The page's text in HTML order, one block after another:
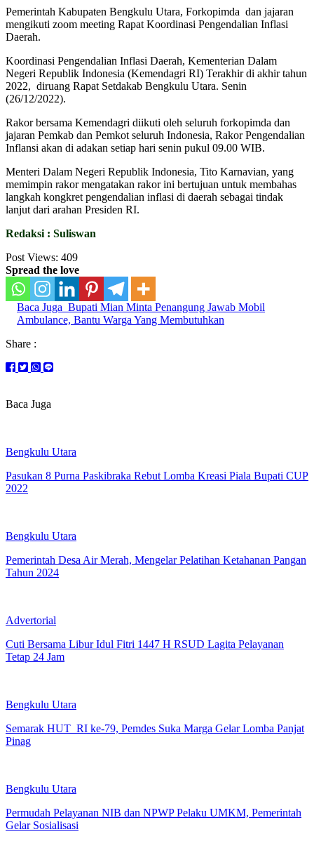
Pemerintah Kabupaten Bengkulu Utara, Forkopimda dan jajaran
mengikuti zoom meeting Rapat Koordinasi Pengendalian Inflasi
Daerah.
Koordinasi Pengendalian Inflasi Daerah, Kementerian Dalam
Negeri Republik Indonesia (Kemendagri RI) Terakhir di akhir tahun
2022, diruang Rapat Setdakab Bengkulu Utara. Senin
(26/12/2022).
Rakor bersama Kemendagri diikuti oleh seluruh forkopimda dan
jajaran Pemkab dan Pemkot seluruh Indonesia, Rakor Pengendalian
Inflansi akan di adakan setiap hari senin pukul 09.00 WIB.
Menteri Dalam Negeri Republik Indonesia, Tito Karnavian, yang
memimpin rakor mengatakan rakor ini bertujuan untuk membahas
langkah kongkret pengendalian inflasi di daerah sebagai tindak
lanjut dari arahan Presiden RI.
Redaksi : Suliswan
Post Views: 409
Spread the love
Baca Juga Bupati Mian Minta Penangung Jawab Mobil
Ambulance, Bantu Warga Yang Membutuhkan
Share :
Baca Juga
Bengkulu Utara
Pasukan 8 Purna Paskibraka Rebut Lomba Kreasi Piala Bupati CUP
2022
Bengkulu Utara
Pemerintah Desa Air Merah, Mengelar Pelatihan Ketahanan Pangan
Tahun 2024
Advertorial
Cuti Bersama Libur Idul Fitri 1447 H RSUD Lagita Pelayanan
Tetap 24 Jam
Bengkulu Utara
Semarak HUT RI ke-79, Pemdes Suka Marga Gelar Lomba Panjat
Pinag
Bengkulu Utara
Permudah Pelayanan NIB dan NPWP Pelaku UMKM, Pemerintah
Gelar Sosialisasi